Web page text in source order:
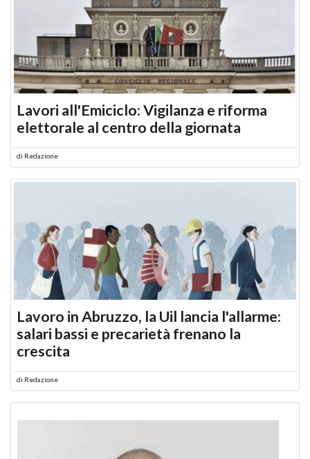
Lavori all'Emiciclo: Vigilanza e riforma
elettorale al centro della giornata
di Redazione
Lavoro in Abruzzo, la Uil lancia l'allarme:
salari bassi e precarietà frenano la
crescita
di Redazione